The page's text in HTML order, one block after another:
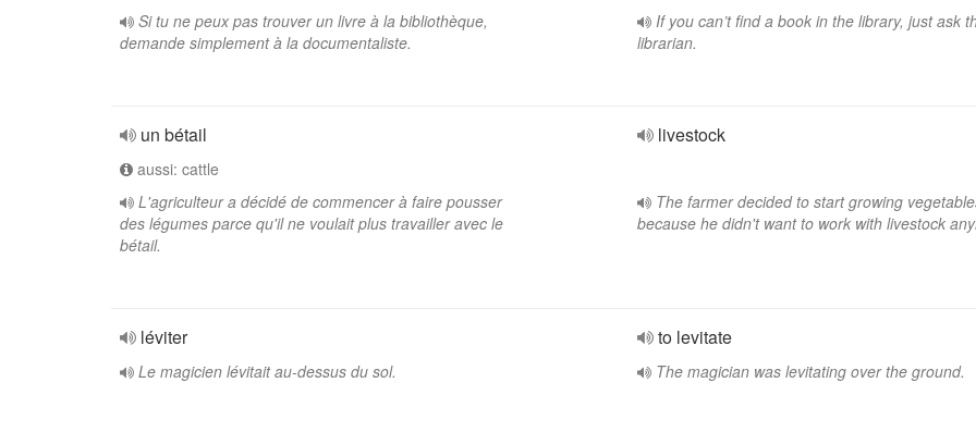
Si tu ne peux pas trouver un livre à la bibliothèque,
demande simplement à la documentaliste.
If you can’t find a book in the library, just ask
librarian.
un bétail
aussi: cattle
L'agriculteur a décidé de commencer à faire pousser
des légumes parce qu'il ne voulait plus travailler avec le
bétail.
livestock
The farmer decided to start growing
because he didn't want to work with livestock
léviter
Le magicien lévitait au-dessus du sol.
to levitate
The magician was levitating over the ground.